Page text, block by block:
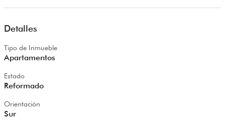
Detalles
Tipo de Inmueble
Apartamentos
Estado
Reformado
Orientación
Sur